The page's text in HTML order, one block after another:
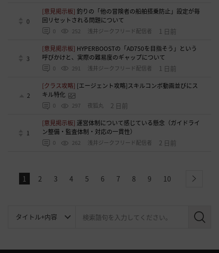
0
[意見掲示板]釣りの「他の冒険者の船舶搭乗防止」設定が毎
回リセットされる問題について
0 252 浅井ジークフリード配信者 1 日前
3
[意見掲示板] HYPERBOOSTの「AD750を目指そう」という
呼びかけと、実際の難易度のギャップについて
0 291 浅井ジークフリード配信者 1 日前
2
[クラス攻略] [エージェント攻略]スキルコンボ動画並びにス
キル特化
0 297 夜狐丸 2 日前
1
[意見掲示板]運営体制について感じている懸念（ガイドライ
ン整備・監査体制・対応の一貫性）
0 262 浅井ジークフリード配信者 2 日前
1 2 3 4 5 6 7 8 9 10 next
検